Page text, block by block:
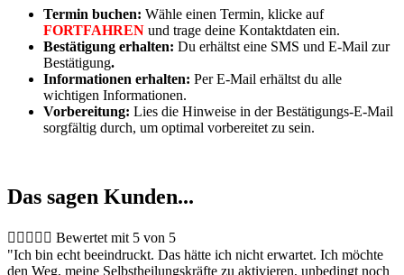
Termin buchen: Wähle einen Termin, klicke auf
FORTFAHREN und trage deine Kontaktdaten ein.
Bestätigung erhalten: Du erhältst eine SMS und E-Mail zur
Bestätigung.
Informationen erhalten: Per E-Mail erhältst du alle
wichtigen Informationen.
Vorbereitung: Lies die Hinweise in der Bestätigungs-E-Mail
sorgfältig durch, um optimal vorbereitet zu sein.
Das sagen Kunden...
     Bewertet mit 5 von 5
"Ich bin echt beeindruckt. Das hätte ich nicht erwartet. Ich möchte
den Weg, meine Selbstheilungskräfte zu aktivieren, unbedingt noch